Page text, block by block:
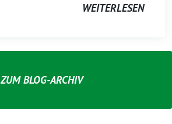
WEITERLESEN
ZUM BLOG-ARCHIV